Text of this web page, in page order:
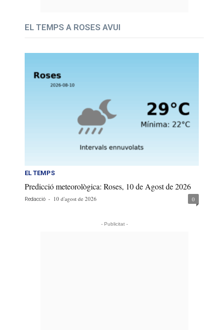
EL TEMPS A ROSES AVUI
EL TEMPS
Predicció meteorològica: Roses, 10 de Agost de 2026
Redacció - 10 d'agost de 2026 0
- Publicitat -